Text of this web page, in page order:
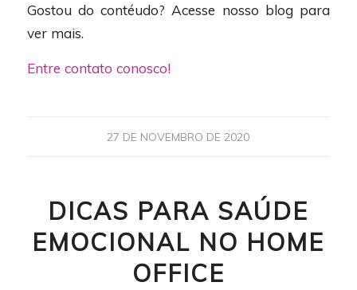
Gostou do contéudo? Acesse nosso blog para
ver mais.
Entre contato conosco!
27 DE NOVEMBRO DE 2020
DICAS PARA SAÚDE
EMOCIONAL NO HOME
OFFICE